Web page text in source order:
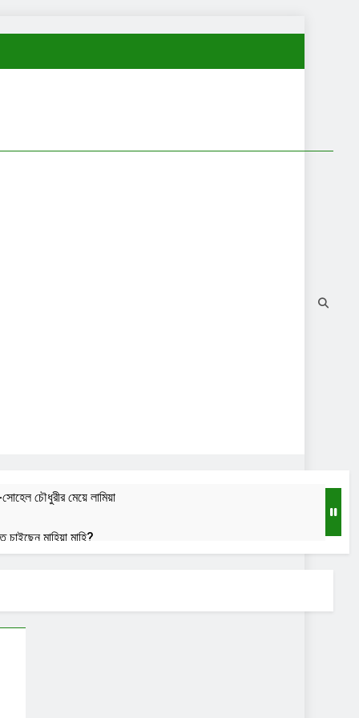
চৌধুরীর মেয়ে লামিয়া
চাইছেন মাহিয়া মাহি?